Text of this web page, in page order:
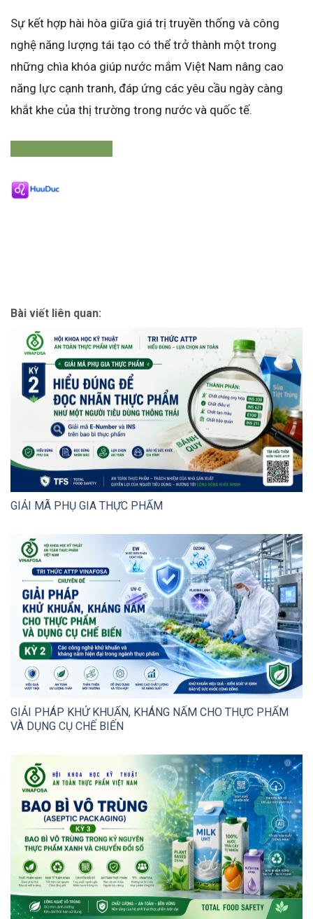
Sự kết hợp hài hòa giữa giá trị truyền thống và công
nghệ năng lượng tái tạo có thể trở thành một trong
những chìa khóa giúp nước mắm Việt Nam nâng cao
năng lực cạnh tranh, đáp ứng các yêu cầu ngày càng
khắt khe của thị trường trong nước và quốc tế.
Bài viết liên quan:
GIẢI MÃ PHỤ GIA THỰC PHẨM
GIẢI PHÁP KHỬ KHUẨN, KHÁNG NẤM CHO THỰC PHẨM
VÀ DỤNG CỤ CHẾ BIẾN